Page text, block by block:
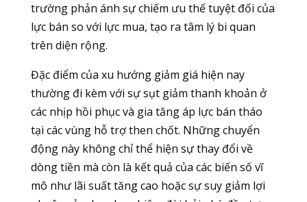
trường phản ánh sự chiếm ưu thế tuyệt đối của
lực bán so với lực mua, tạo ra tâm lý bi quan
trên diện rộng.
Đặc điểm của xu hướng giảm giá hiện nay
thường đi kèm với sự sụt giảm thanh khoản ở
các nhịp hồi phục và gia tăng áp lực bán tháo
tại các vùng hỗ trợ then chốt. Những chuyển
động này không chỉ thể hiện sự thay đổi về
dòng tiền mà còn là kết quả của các biến số vĩ
mô như lãi suất tăng cao hoặc sự suy giảm lợi